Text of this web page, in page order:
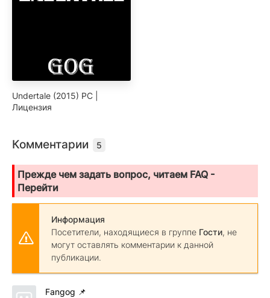
Undertale (2015) PC |
Лицензия
Комментарии 5
Прежде чем задать вопрос, читаем FAQ -
Перейти
Информация
Посетители, находящиеся в группе Гости, не
могут оставлять комментарии к данной
публикации.
Fangog 📌